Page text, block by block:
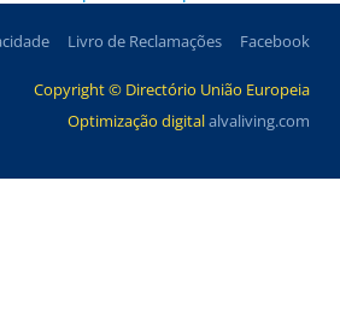
Livro de Reclamações Facebook
Copyright © Directório União Europeia
Optimização digitalalvaliving.com